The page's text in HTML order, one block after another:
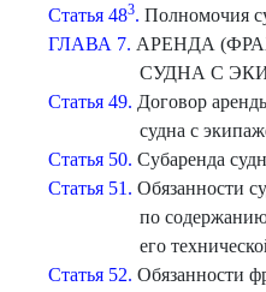
Статья 483. Полномочия
ГЛАВА 7. АРЕНДА
СУДНА С
Статья 49. Договор
судна с
Статья 50. Субаренда
Статья 51. Обязанности
по
его
Статья 52. Обязанности